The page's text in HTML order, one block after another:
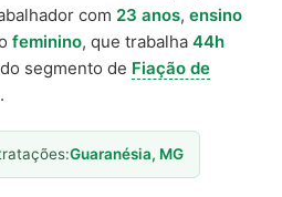
com 23 anos, ensino
feminino, que trabalha 44h
segmento de Fiação de
Guaranésia, MG